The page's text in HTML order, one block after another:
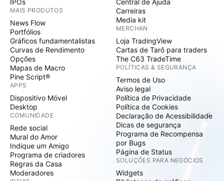
IPOs
MAIS PRODUTOS
News Flow
Portfólios
Gráficos fundamentalistas
Curvas de Rendimento
Opções
Mapas de Macro
Pine Script®
APPS
Dispositivo Móvel
Desktop
COMUNIDADE
Rede social
Mural do Amor
Indique um Amigo
Programa de criadores
Regras da Casa
Moderadores
Central de Ajuda
Carreiras
Media kit
MERCHAN
Loja TradingView
Cartas de Tarô para traders
The C63 TradeTime
POLÍTICAS & SEGURANÇA
Termos de Uso
Aviso legal
Política de Privacidade
Política de Cookies
Declaração de Acessibilidade
Dicas de segurança
Programa de Recompensa
por Bugs
Página de Status
SOLUÇÕES PARA NEGÓCIOS
Widgets